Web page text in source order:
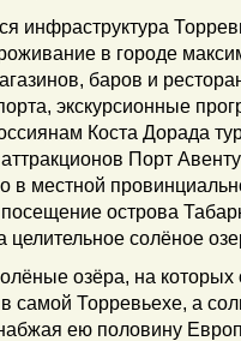
инфраструктура
в городе
баров и
экскурсионные
Коста Дорада
Порт
в местной
острова
целительное солёное
озёра, на которых
самой Торревьехе, а
ею половину